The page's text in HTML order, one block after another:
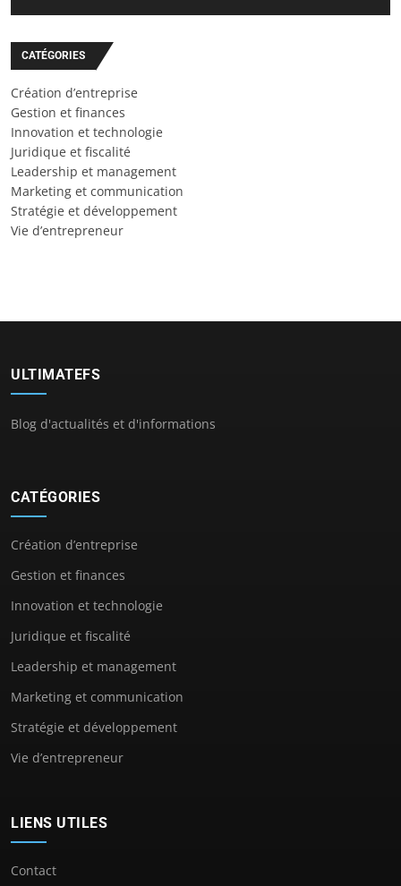
CATÉGORIES
Création d’entreprise
Gestion et finances
Innovation et technologie
Juridique et fiscalité
Leadership et management
Marketing et communication
Stratégie et développement
Vie d’entrepreneur
ULTIMATEFS
Blog d'actualités et d'informations
CATÉGORIES
Création d’entreprise
Gestion et finances
Innovation et technologie
Juridique et fiscalité
Leadership et management
Marketing et communication
Stratégie et développement
Vie d’entrepreneur
LIENS UTILES
Contact